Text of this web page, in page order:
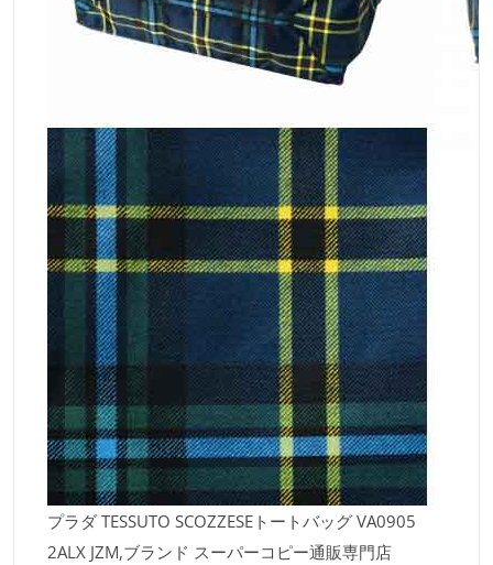
プラダ TESSUTO SCOZZESEトートバッグ VA0905
2ALX JZM,ブランド スーパーコピー通販専門店